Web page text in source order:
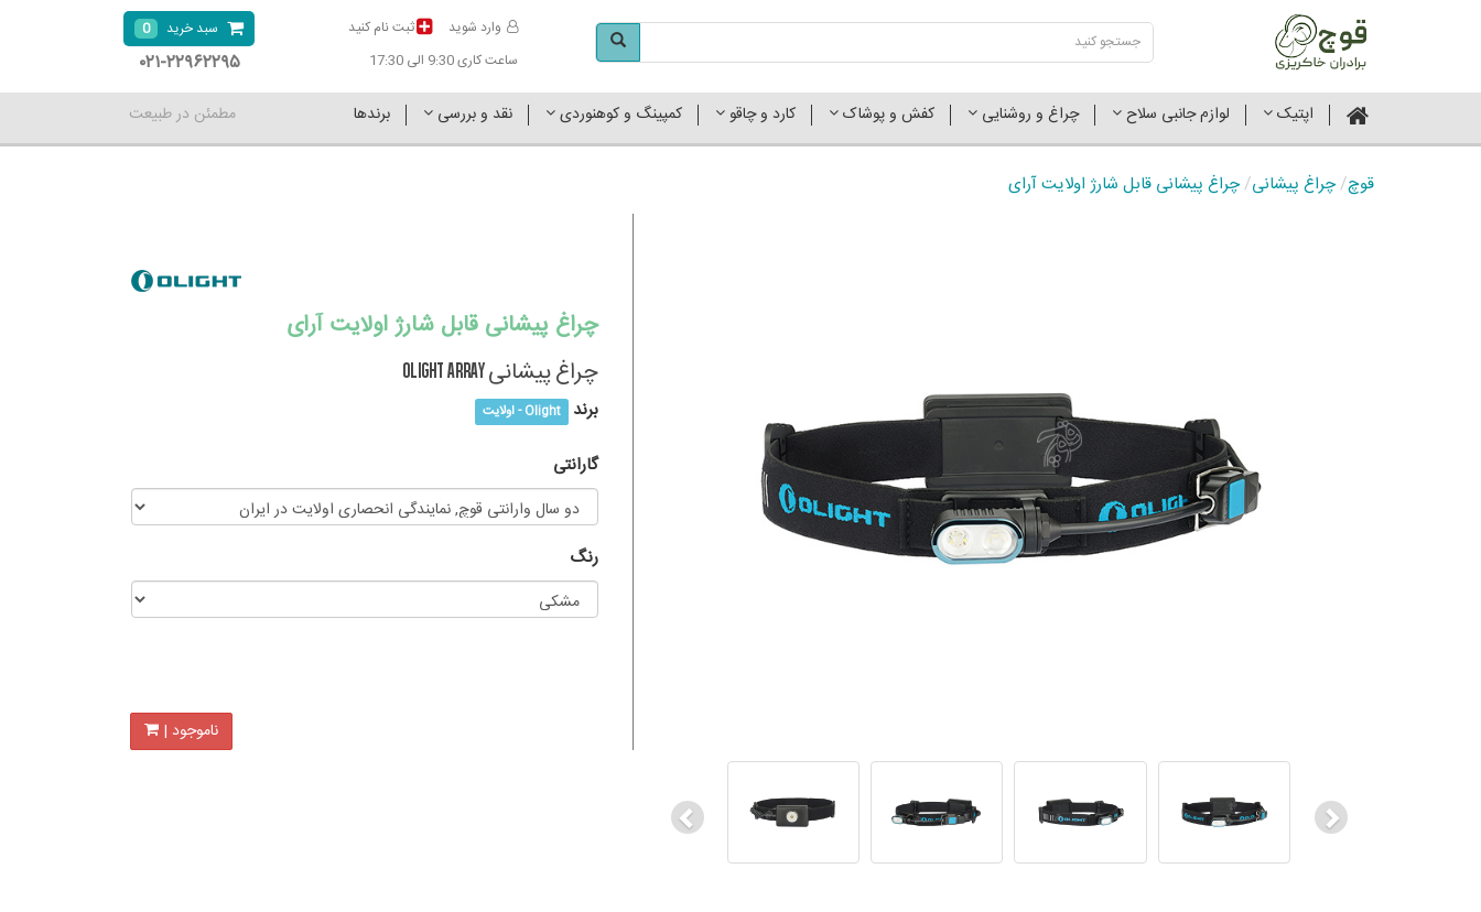
وارد شوید
ثبت نام کنید
ساعت کاری 9:30 الی 17:30
سبد خرید 0
۰۲۱-۲۲۹۶۲۲۹۵
اپتیک لوازم جانبی سلاح چراغ و روشنایی کفش و پوشاک کارد و چاقو کمپینگ و کوهنوردی نقد و بررسی برندها مطمئن در طبیعت
قوچ/چراغ پیشانی/چراغ پیشانی قابل شارژ اولایت آرای
Previous
چراغ پیشانی قابل شارژ اولایت آرای
چراغ پیشانی Olight Array
برند Olight - اولایت
گارانتی
رنگ
ناموجود |